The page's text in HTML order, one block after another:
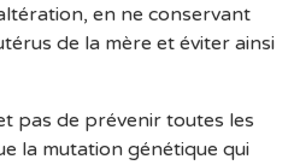
en ne conservant
de la mère et éviter ainsi
pas de prévenir toutes les
la mutation génétique qui